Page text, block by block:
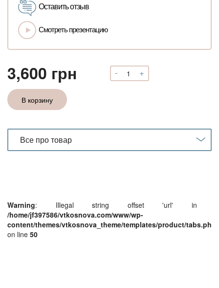
Оставить отзыв
Смотреть презентацию
3,600 грн -
Количество
Видеокурс
бренда"
+
В корзину
Все про товар
Warning: Illegal string offset 'url' in
/home/jf397586/vtkosnova.com/www/wp-
content/themes/vtkosnova_theme/templates/product/tabs.php
on line 50